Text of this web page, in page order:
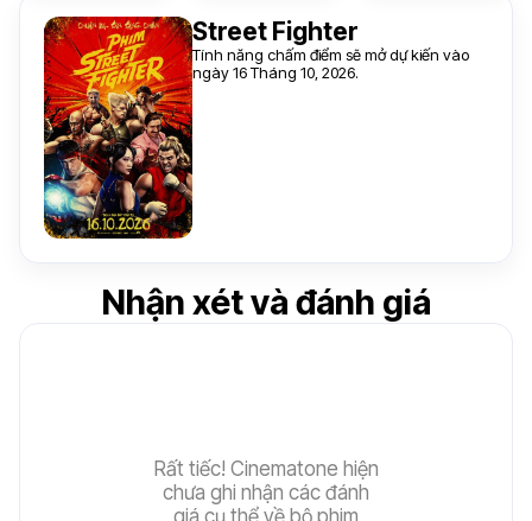
Nhận xét và đánh giá
Rất tiếc! Cinematone hiện
chưa ghi nhận các đánh
giá cụ thể về bộ phim
Street Fighter
Tính năng chấm điểm sẽ mở dự kiến vào
ngày 16 Tháng 10, 2026.